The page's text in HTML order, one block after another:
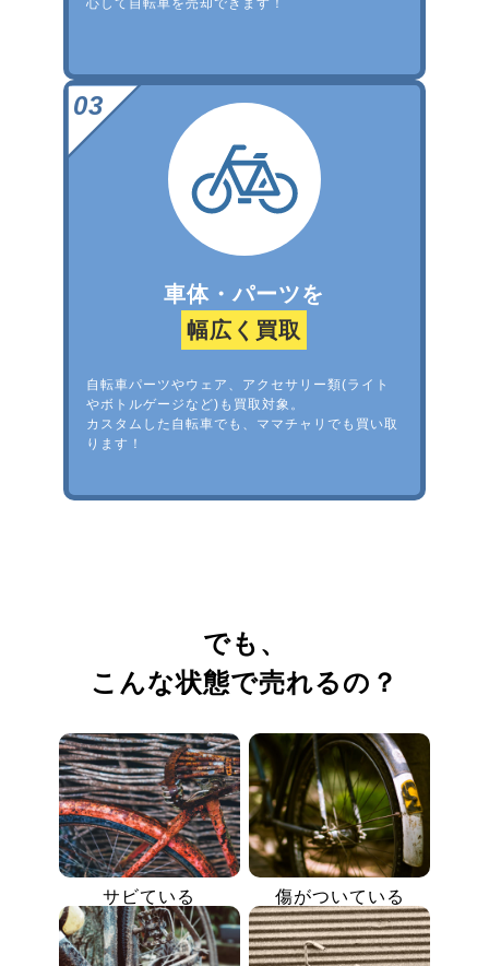
心して自転車を売却できます！
車体・パーツを
幅広く買取
自転車パーツやウェア、アクセサリー類(ライト
やボトルゲージなど)も買取対象。
カスタムした自転車でも、ママチャリでも買い取
ります！
でも、
こんな状態で売れるの？
サビている 傷がついている